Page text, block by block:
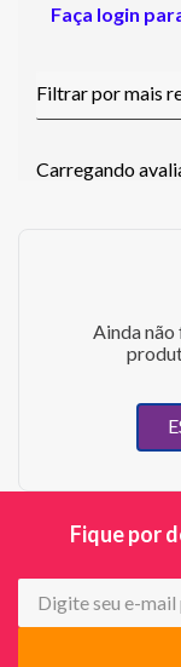
Faça login
Carregando
Ainda
Fique por